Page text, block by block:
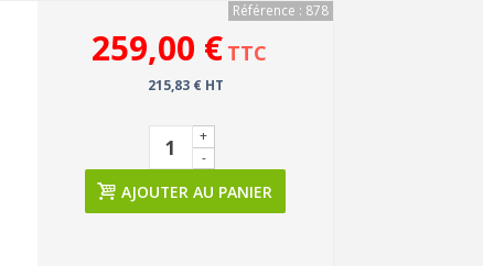
Référence : 878
259,00 € TTC
215,83 € HT
-
+
AJOUTER AU PANIER